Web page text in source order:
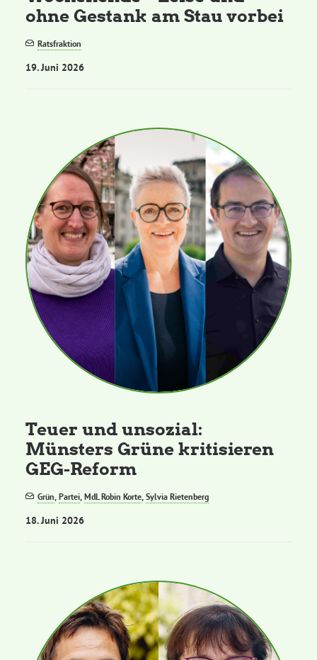
ohne Gestank am Stau vorbei
Ratsfraktion
19. Juni 2026
Teuer und unsozial:
Münsters Grüne kritisieren
GEG-Reform
Grün,Partei,MdL Robin Korte,Sylvia Rietenberg
18. Juni 2026